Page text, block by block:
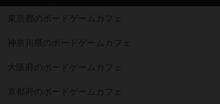
東京都のボードゲームカフェ
神奈川県のボードゲームカフェ
大阪府のボードゲームカフェ
京都府のボードゲームカフェ